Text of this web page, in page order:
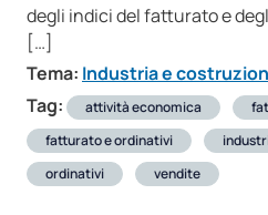
degli indici del fatturato e
[…]
Tema: Industria e
Tag:
attività economica
fatturato e ordinativi
ordinativi
vendite